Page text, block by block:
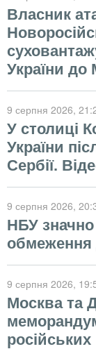
Власник
України до
9 серпня 2026,
У столиці
України
Сербії.
9 серпня 2026,
НБУ
обмеження
9 серпня 2026,
Москва та
російських